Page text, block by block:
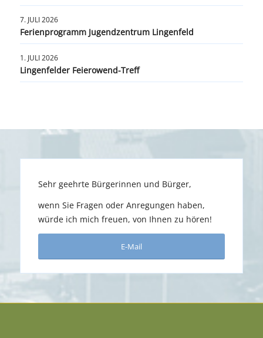
7. JULI 2026
Ferienprogramm Jugendzentrum Lingenfeld
1. JULI 2026
Lingenfelder Feierowend-Treff
Sehr geehrte Bürgerinnen und Bürger,
wenn Sie Fragen oder Anregungen haben,
würde ich mich freuen, von Ihnen zu hören!
E-Mail